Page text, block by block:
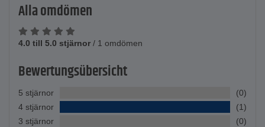
Alla omdömen
4.0 till 5.0 stjärnor / 1 omdömen
Bewertungsübersicht
5 stjärnor
(0)
4 stjärnor
(1)
3 stjärnor
(0)